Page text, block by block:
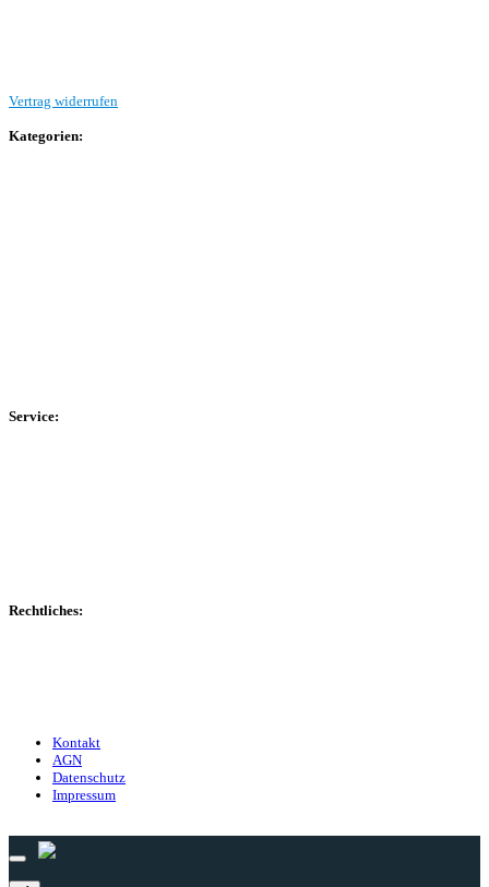
Vertrag widerrufen
Kategorien:
Service:
Rechtliches:
Kontakt
AGN
Datenschutz
Impressum